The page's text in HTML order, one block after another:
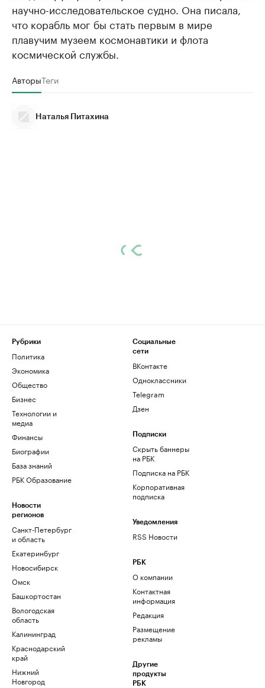
научно-исследовательское судно. Она писала,
что корабль мог бы стать первым в мире
плавучим музеем космонавтики и флота
космической службы.
АвторыТеги
Наталья Питахина
Рубрики
Политика
Экономика
Общество
Бизнес
Технологии и
медиа
Финансы
Биографии
База знаний
РБК Образование
Новости
регионов
Санкт-Петербург
и область
Екатеринбург
Новосибирск
Омск
Башкортостан
Вологодская
область
Калининград
Краснодарский
край
Нижний
Новгород
Социальные
сети
ВКонтакте
Одноклассники
Telegram
Дзен
Подписки
Скрыть баннеры
на РБК
Подписка на РБК
Корпоративная
подписка
Уведомления
RSS Новости
РБК
О компании
Контактная
информация
Редакция
Размещение
рекламы
Другие
продукты
РБК